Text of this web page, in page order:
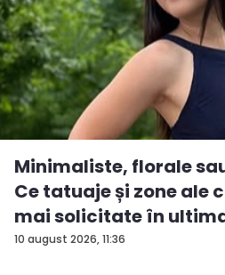
10 august 2026, 11:36
Minimaliste, florale
Ce tatuaje și zone ale
mai solicitate în